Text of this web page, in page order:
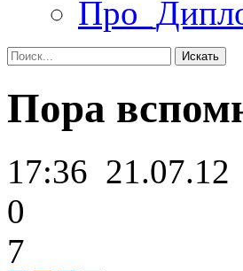
Пора
17:36 21.07.12
0
7